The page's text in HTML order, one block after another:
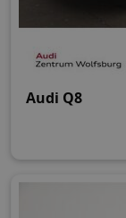
Audi Q8